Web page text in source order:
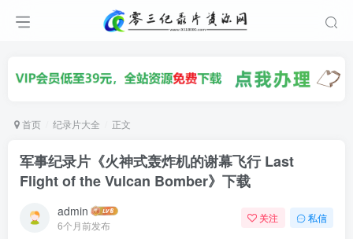
首页 纪录片大全 正文
军事纪录片《火神式轰炸机的谢幕飞行 Last
Flight of the Vulcan Bomber》下载
admin
6个月前发布
关注 私信